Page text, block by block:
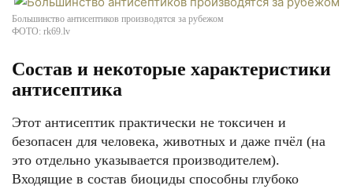
Большинство антисептиков производятся за рубежом
ФОТО: rk69.lv
Состав и некоторые характеристики
антисептика
Этот антисептик практически не токсичен и
безопасен для человека, животных и даже пчёл (на
это отдельно указывается производителем).
Входящие в состав биоциды способны глубоко